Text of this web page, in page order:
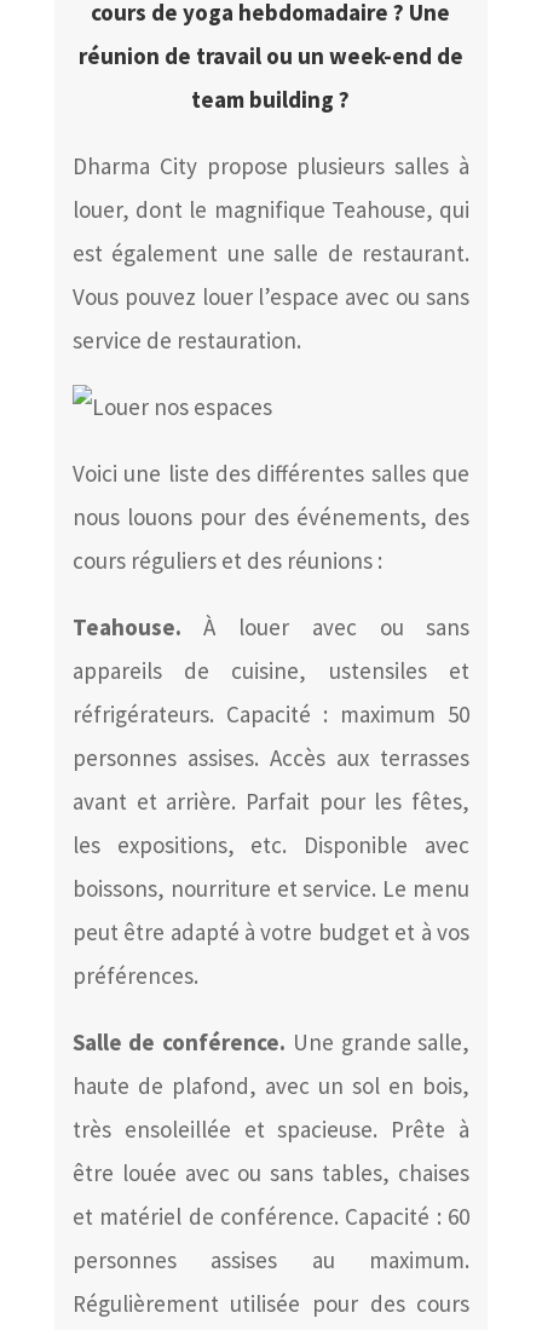
cours de yoga hebdomadaire ? Une
réunion de travail ou un week-end de
team building ?
Dharma City propose plusieurs salles à
louer, dont le magnifique Teahouse, qui
est également une salle de restaurant.
Vous pouvez louer l’espace avec ou sans
service de restauration.
Voici une liste des différentes salles que
nous louons pour des événements, des
cours réguliers et des réunions :
Teahouse. À louer avec ou sans
appareils de cuisine, ustensiles et
réfrigérateurs. Capacité : maximum 50
personnes assises. Accès aux terrasses
avant et arrière. Parfait pour les fêtes,
les expositions, etc. Disponible avec
boissons, nourriture et service. Le menu
peut être adapté à votre budget et à vos
préférences.
Salle de conférence. Une grande salle,
haute de plafond, avec un sol en bois,
très ensoleillée et spacieuse. Prête à
être louée avec ou sans tables, chaises
et matériel de conférence. Capacité : 60
personnes assises au maximum.
Régulièrement utilisée pour des cours